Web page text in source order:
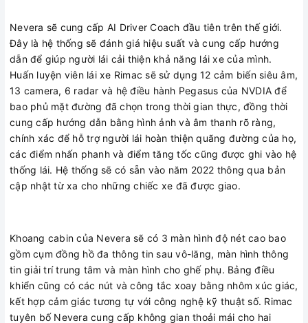
Nevera sẽ cung cấp AI Driver Coach đầu tiên trên thế giới.
Đây là hệ thống sẽ đánh giá hiệu suất và cung cấp hướng
dẫn để giúp người lái cải thiện khả năng lái xe của mình.
Huấn luyện viên lái xe Rimac sẽ sử dụng 12 cảm biến siêu âm,
13 camera, 6 radar và hệ điều hành Pegasus của NVDIA để
bao phủ mặt đường đã chọn trong thời gian thực, đồng thời
cung cấp hướng dẫn bằng hình ảnh và âm thanh rõ ràng,
chính xác để hỗ trợ người lái hoàn thiện quãng đường của họ,
các điểm nhấn phanh và điểm tăng tốc cũng được ghi vào hệ
thống lái. Hệ thống sẽ có sẵn vào năm 2022 thông qua bản
cập nhật từ xa cho những chiếc xe đã được giao.
Khoang cabin của Nevera sẽ có 3 màn hình độ nét cao bao
gồm cụm đồng hồ đa thông tin sau vô-lăng, màn hình thông
tin giải trí trung tâm và màn hình cho ghế phụ. Bảng điều
khiển cũng có các nút và công tắc xoay bằng nhôm xúc giác,
kết hợp cảm giác tương tự với công nghệ kỹ thuật số. Rimac
tuyên bố Nevera cung cấp không gian thoải mái cho hai